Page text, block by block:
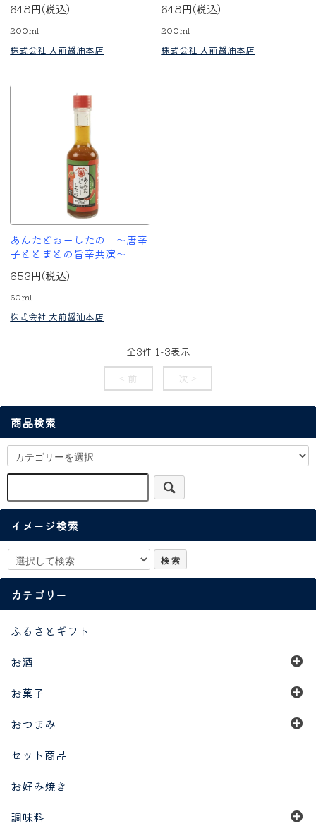
648円(税込)
200ml
株式会社 大前醤油本店
648円(税込)
200ml
株式会社 大前醤油本店
あんたどぉーしたの ～唐辛
子ととまとの旨辛共演～
653円(税込)
60ml
株式会社 大前醤油本店
全3件 1-3表示
< 前
次 >
商品検索
イメージ検索
カテゴリー
ふるさとギフト
お酒
お菓子
おつまみ
セット商品
お好み焼き
調味料